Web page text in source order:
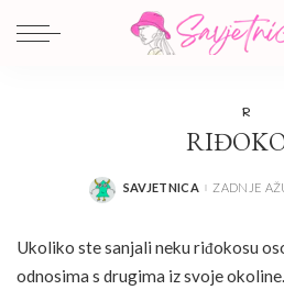
R
POSTED
SAVJETNICA ZADNJE
Ukoliko ste sanjali neku riđokosu
odnosima s drugima iz svoje okoline.